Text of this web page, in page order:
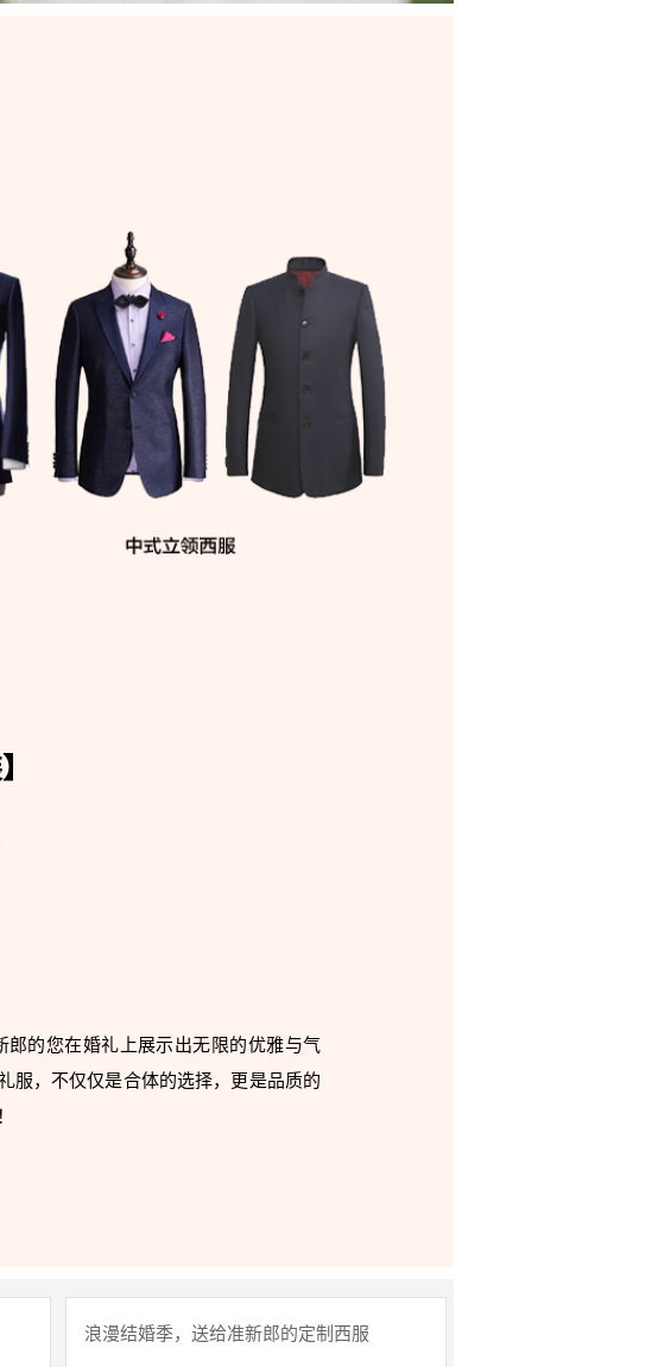
的您在婚礼上展示出无限的优雅与气
服，不仅仅是合体的选择，更是品质的
浪漫结婚季，送给准新郎的定制西服